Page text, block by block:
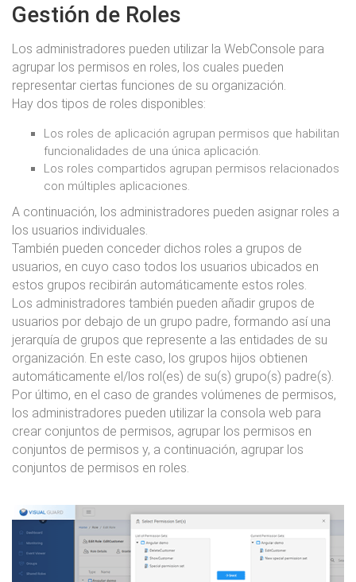
Gestión de Roles
Los administradores pueden utilizar la WebConsole para
agrupar los permisos en roles, los cuales pueden
representar ciertas funciones de su organización.
Hay dos tipos de roles disponibles:
Los roles de aplicación agrupan permisos que habilitan
funcionalidades de una única aplicación.
Los roles compartidos agrupan permisos relacionados
con múltiples aplicaciones.
A continuación, los administradores pueden asignar roles a
los usuarios individuales.
También pueden conceder dichos roles a grupos de
usuarios, en cuyo caso todos los usuarios ubicados en
estos grupos recibirán automáticamente estos roles.
Los administradores también pueden añadir grupos de
usuarios por debajo de un grupo padre, formando así una
jerarquía de grupos que represente a las entidades de su
organización. En este caso, los grupos hijos obtienen
automáticamente el/los rol(es) de su(s) grupo(s) padre(s).
Por último, en el caso de grandes volúmenes de permisos,
los administradores pueden utilizar la consola web para
crear conjuntos de permisos, agrupar los permisos en
conjuntos de permisos y, a continuación, agrupar los
conjuntos de permisos en roles.